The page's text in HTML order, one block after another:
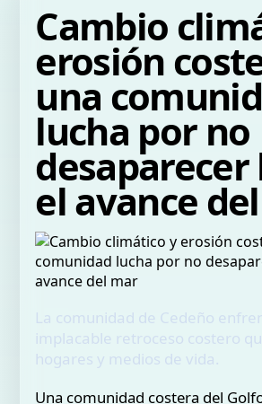
Cambio
erosión
una
lucha por no
desaparecer
el avance
La comunidad de Cedeño
implacable retroceso costero
hogares y medios de vida.
Una comunidad costera del